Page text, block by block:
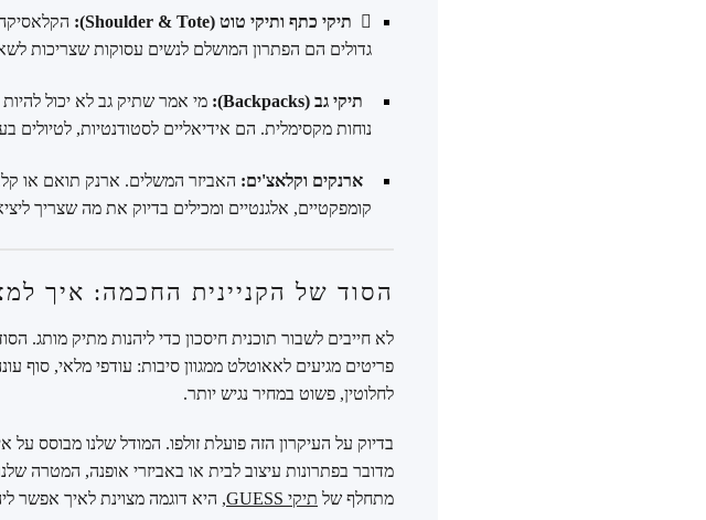
תיקי כתף ותיקי טוט (Shoulder & Tote):
גדולים הם הפתרון המושלם לנשים עסוקות שצריכות
תיקי גב (Backpacks):
נוחות מקסימלית. הם אידיאליים לסטודנטיות, לטיולים
ארנקים וקלאצ'ים: האביזר המשלים. ארנק תואם או
קומפקטיים, אלגנטיים ומכילים בדיוק את מה שצריך
הסוד של הקניינית החכמה: איך
לא חייבים לשבור תוכנית חיסכון כדי ליהנות מתיק מותג.
פריטים מגיעים לאאוטלט ממגוון סיבות: עודפי מלאי, סוף
לחלוטין, פשוט במחיר נגיש יותר.
בדיוק על העיקרון הזה פועלת זולפו. המודל שלנו מבוסס על
מדובר בפתרונות עיצוב לבית או באביזרי אופנה, המטרה
מתחלף של תיקי GUESS , היא דוגמה מצוינת לאיך אפשר